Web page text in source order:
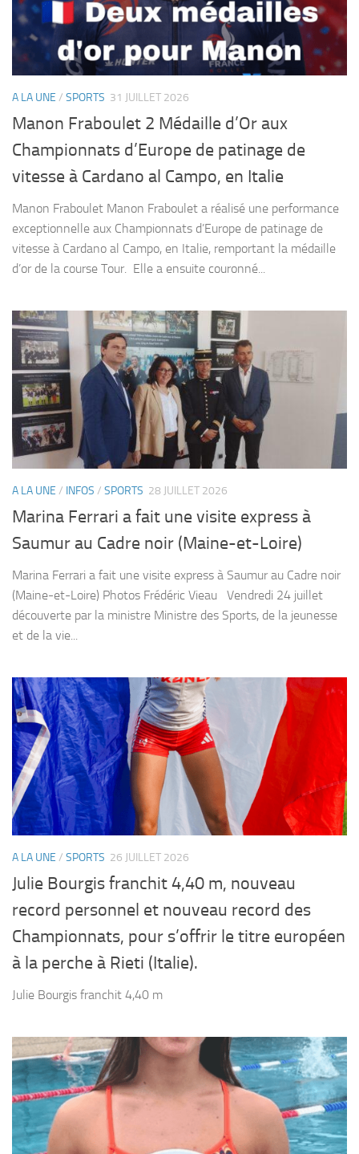
A LA UNE / SPORTS 31 JUILLET 2026
Manon Fraboulet 2 Médaille d’Or aux
Championnats d’Europe de patinage de
vitesse à Cardano al Campo, en Italie
Manon Fraboulet Manon Fraboulet a réalisé une performance
exceptionnelle aux Championnats d’Europe de patinage de
vitesse à Cardano al Campo, en Italie, remportant la médaille
d’or de la course Tour. Elle a ensuite couronné...
A LA UNE / INFOS / SPORTS 28 JUILLET 2026
Marina Ferrari a fait une visite express à
Saumur au Cadre noir (Maine-et-Loire)
Marina Ferrari a fait une visite express à Saumur au Cadre noir
(Maine-et-Loire) Photos Frédéric Vieau Vendredi 24 juillet
découverte par la ministre Ministre des Sports, de la jeunesse
et de la vie...
A LA UNE / SPORTS 26 JUILLET 2026
Julie Bourgis franchit 4,40 m, nouveau
record personnel et nouveau record des
Championnats, pour s’offrir le titre européen
à la perche à Rieti (Italie).
Julie Bourgis franchit 4,40 m